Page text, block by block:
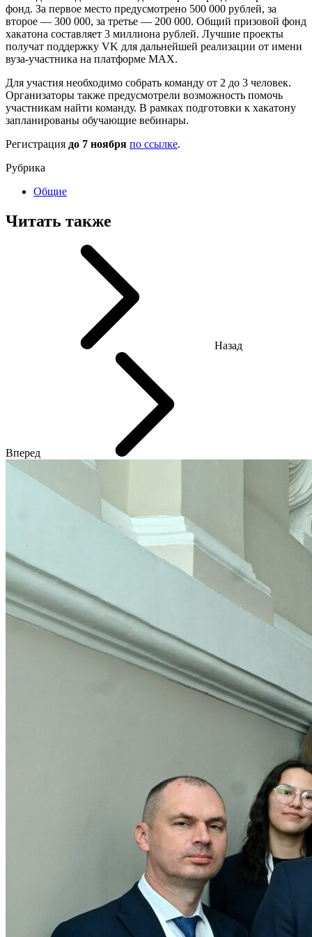
фонд. За первое место предусмотрено 500 000 рублей, за
второе — 300 000, за третье — 200 000. Общий призовой фонд
хакатона составляет 3 миллиона рублей. Лучшие проекты
получат поддержку VK для дальнейшей реализации от имени
вуза-участника на платформе МАХ.
Для участия необходимо собрать команду от 2 до 3 человек.
Организаторы также предусмотрели возможность помочь
участникам найти команду. В рамках подготовки к хакатону
запланированы обучающие вебинары.
Регистрация до 7 ноября по ссылке.
Рубрика
Общие
Читать также
Назад
Вперед